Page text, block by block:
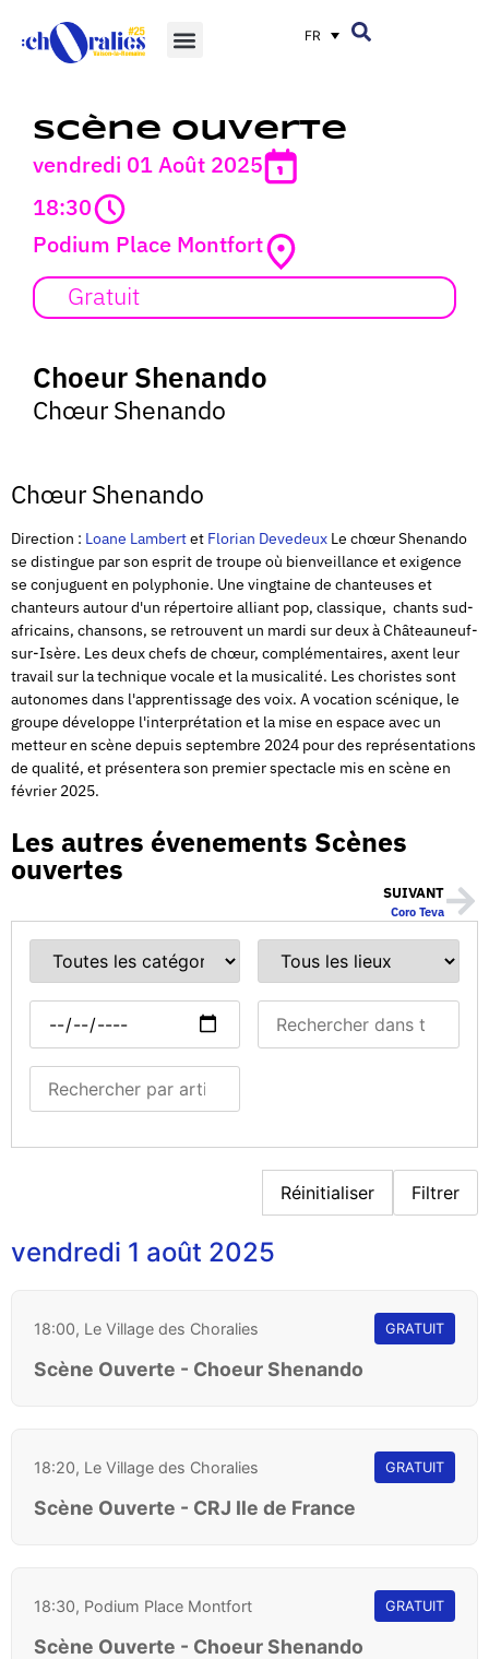
FR
Scène ouverte
vendredi 01 Août 2025
18:30
Podium Place Montfort
Gratuit
Choeur Shenando
Chœur Shenando
Chœur Shenando
Direction : Loane Lambertet Florian Devedeux Le chœur Shenando
se distingue par son esprit de troupe où bienveillance et exigence
se conjuguent en polyphonie. Une vingtaine de chanteuses et
chanteurs autour d'un répertoire alliant pop, classique, chants sud-
africains, chansons, se retrouvent un mardi sur deux à Châteauneuf-
sur-Isère. Les deux chefs de chœur, complémentaires, axent leur
travail sur la technique vocale et la musicalité. Les choristes sont
autonomes dans l'apprentissage des voix. A vocation scénique, le
groupe développe l'interprétation et la mise en espace avec un
metteur en scène depuis septembre 2024 pour des représentations
de qualité, et présentera son premier spectacle mis en scène en
février 2025.
Les autres évenements Scènes
ouvertes
SUIVANT
Coro Teva
Réinitialiser Filtrer
vendredi 1 août 2025
18:00, Le Village des Choralies GRATUIT
Scène Ouverte - Choeur Shenando
18:20, Le Village des Choralies GRATUIT
Scène Ouverte - CRJ Ile de France
18:30, Podium Place Montfort GRATUIT
Scène Ouverte - Choeur Shenando